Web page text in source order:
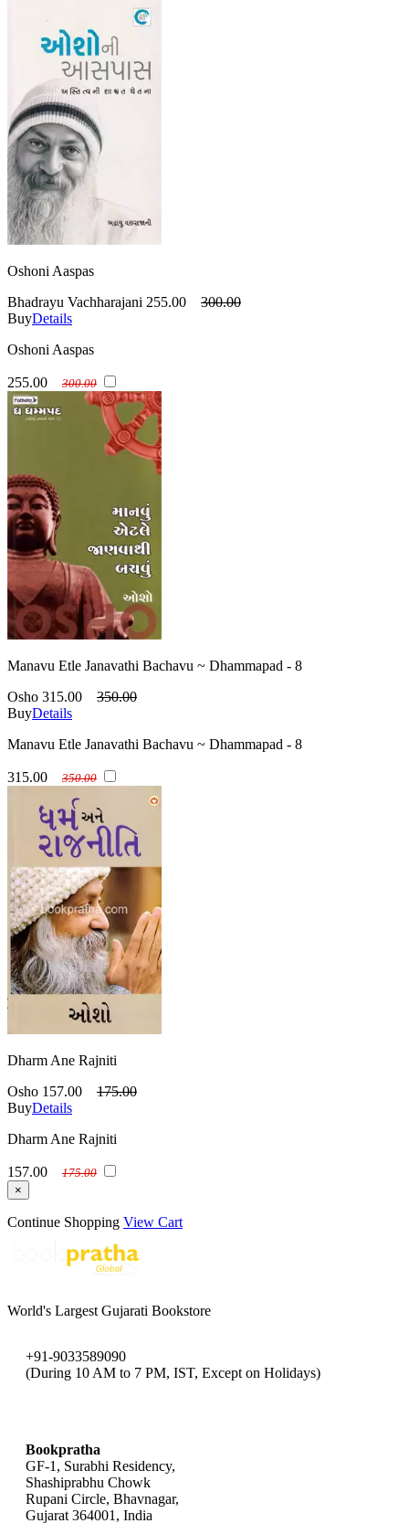
Oshoni Aaspas
Bhadrayu Vachharajani 255.00
300.00
BuyDetails
Oshoni Aaspas
255.00 300.00
Manavu Etle Janavathi Bachavu ~ Dhammapad - 8
Osho 315.00
350.00
BuyDetails
Manavu Etle Janavathi Bachavu ~ Dhammapad - 8
315.00 350.00
Dharm Ane Rajniti
Osho 157.00
175.00
BuyDetails
Dharm Ane Rajniti
157.00
175.00
×
Continue Shopping View Cart
World's Largest Gujarati Bookstore
+91-9033589090
(During 10 AM to 7 PM, IST, Except on Holidays)
Bookpratha
GF-1, Surabhi Residency,
Shashiprabhu Chowk
Rupani Circle, Bhavnagar,
Gujarat 364001, India